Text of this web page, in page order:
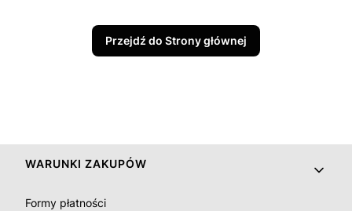
Przejdź do Strony głównej
Linki w stopce
WARUNKI ZAKUPÓW
Formy płatności